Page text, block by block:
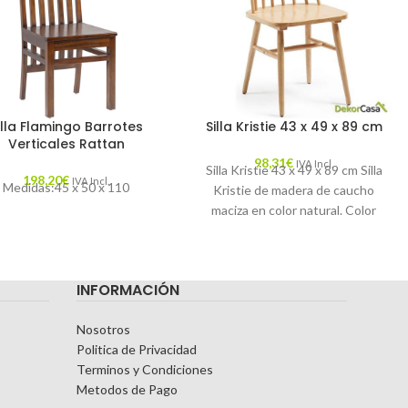
Flamingo Barrotes
Verticales Rattan
198,20€ IVA Incl.
Medidas:45 x 50 x 110
Silla Kristie 43 x 49 x 89 cm
98,31€ IVA Incl.
Silla Kristie 43 x 49 x 89 cm Silla
Kristie de madera de caucho
maciza en color natural. Color
INFORMACIÓN
Nosotros
Politica de Privacidad
Terminos y Condiciones
Metodos de Pago